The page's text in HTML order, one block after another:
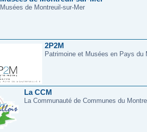
Musées de Montreuil-sur-Mer
2P2M
Patrimoine et Musées en Pays du
La CCM
La Communauté de Communes du